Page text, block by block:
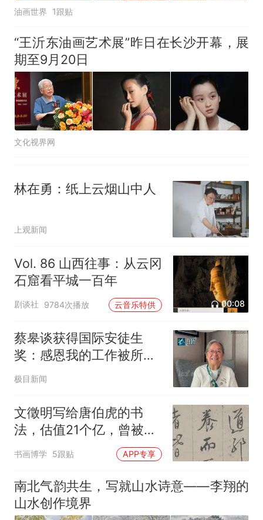
油画世界 1跟贴
“王沂东油画艺术展”昨日在长沙开幕，展
期至9月20日
文化视界网
林在勇：纸上云烟山中人
上观新闻
Vol. 86 山西往事：从云冈
石窟看平城一百年
剧谈社 9784次播放 云音乐特供 00:08
蔡皋谈获得国际安徒生
奖：感恩我的工作被所有
的光源照到
极目新闻
文徵明写给唐伯虎的书
法，估值21个亿，曾被溥
仪偷偷带出皇宫，差点流
书画博学 5跟贴 APP专享
南北气韵共生，写就山水诗意——李翔的
山水创作境界